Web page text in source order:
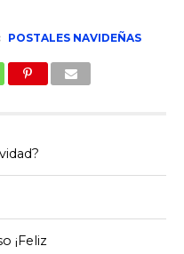
POSTALES NAVIDEÑAS
¡Feliz